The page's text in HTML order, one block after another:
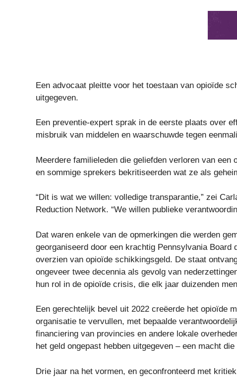
Een advocaat pleitte voor het toestaan ​​van opioïde
uitgegeven.
Een preventie-expert sprak in de eerste plaats over
misbruik van middelen en waarschuwde tegen
Meerdere familieleden die geliefden verloren van
en sommige sprekers bekritiseerden wat ze als
“Dit is wat we willen: volledige transparantie,” zei
Reduction Network. “We willen publieke
Dat waren enkele van de opmerkingen die werden
georganiseerd door een krachtig Pennsylvania
overzien van opioïde schikkingsgeld. De staat
ongeveer twee decennia als gevolg van
hun rol in de opioïde crisis, die elk jaar duizenden
Een gerechtelijk bevel uit 2022 creëerde het opioïde
organisatie te vervullen, met bepaalde
financiering van provincies en andere lokale
het geld ongepast hebben uitgegeven – een macht
Drie jaar na het vormen, en geconfronteerd met